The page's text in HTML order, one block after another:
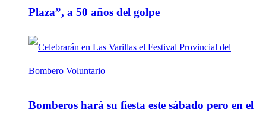
Plaza”, a 50 años del golpe
Bomberos hará su fiesta este sábado pero en el